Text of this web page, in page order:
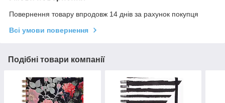
Повернення товару впродовж 14 днів за рахунок покупця
Всі умови повернення
Подібні товари компанії